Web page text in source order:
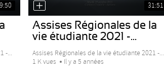
-...
31:51
Assises Régionales de la
vie étudiante 2021 -...
Assises Régionales de la vie étudiante 2021 -...
1 K vues
Il y a 5 années